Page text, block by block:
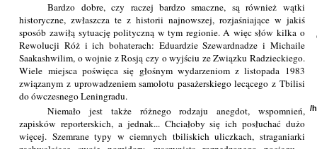
Bardzo dobre, czy raczej bardzo smaczne, są również wątki
historyczne, zwłaszcza te z historii najnowszej, rozjaśniające w jakiś
sposób zawiłą sytuację polityczną w tym regionie. A więc słów kilka o
Rewolucji Róż i ich bohaterach: Eduardzie Szewardnadze i Michaile
Saakashwilim, o wojnie z Rosją czy o wyjściu ze Związku Radzieckiego.
Wiele miejsca poświęca się głośnym wydarzeniom z listopada 1983
związanym z uprowadzeniem samolotu pasażerskiego lecącego z Tbilisi
do ówczesnego Leningradu.
Niemało jest także różnego rodzaju anegdot, wspomnień,
zapisków reporterskich, a jednak... Chciałoby się ich posłuchać dużo
więcej. Szemrane typy w ciemnych tbiliskich uliczkach, straganiarki
/